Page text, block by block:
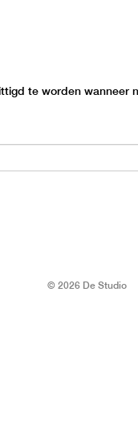
te worden wanneer
© 2026 De Studio